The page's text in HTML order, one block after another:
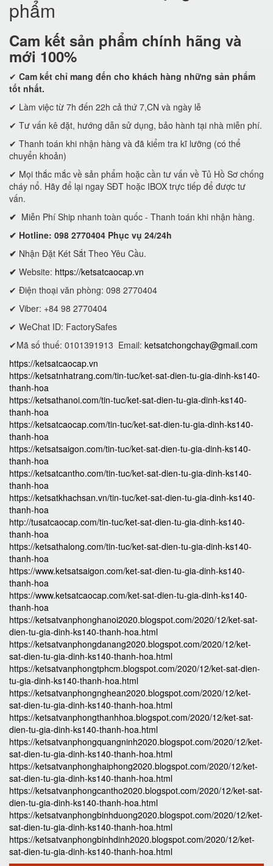
phẩm
Cam kết sản phẩm chính hãng và
mới 100%
✔ Cam kết chỉ mang đến cho khách hàng những sản phẩm
tốt nhất.
✔ Làm việc từ 7h đến 22h cả thứ 7,CN và ngày lễ
✔ Tư vấn kê đặt, hướng dẫn sử dụng, bảo hành tại nhà miễn phí.
✔ Thanh toán khi nhận hàng và đã kiểm tra kĩ lưỡng (có thể
chuyển khoản)
✔ Mọi thắc mắc về sản phẩm hoặc cần tư vấn về Tủ Hồ Sơ chống
cháy nổ. Hãy để lại ngay SĐT hoặc IBOX trực tiếp để được tư
vấn.
✔ Miễn Phí Ship nhanh toàn quốc - Thanh toán khi nhận hàng.
✔ Hotline: 098 2770404 Phục vụ 24/24h
✔ Nhận Đặt Két Sắt Theo Yêu Cầu.
✔ Website: https://ketsatcaocap.vn
✔ Điện thoại văn phòng: 098 2770404
✔ Viber: +84 98 2770404
✔ WeChat ID: FactorySafes
✔Mã số thuế: 0101391913 Email: ketsatchongchay@gmail.com
https://ketsatcaocap.vn
https://ketsatnhatrang.com/tin-tuc/ket-sat-dien-tu-gia-dinh-ks140-
thanh-hoa
https://ketsathanoi.com/tin-tuc/ket-sat-dien-tu-gia-dinh-ks140-
thanh-hoa
https://ketsatcaocap.com/tin-tuc/ket-sat-dien-tu-gia-dinh-ks140-
thanh-hoa
https://ketsatsaigon.com/tin-tuc/ket-sat-dien-tu-gia-dinh-ks140-
thanh-hoa
https://ketsatcantho.com/tin-tuc/ket-sat-dien-tu-gia-dinh-ks140-
thanh-hoa
https://ketsatkhachsan.vn/tin-tuc/ket-sat-dien-tu-gia-dinh-ks140-
thanh-hoa
http://tusatcaocap.com/tin-tuc/ket-sat-dien-tu-gia-dinh-ks140-
thanh-hoa
https://ketsathalong.com/tin-tuc/ket-sat-dien-tu-gia-dinh-ks140-
thanh-hoa
https://www.ketsatsaigon.com/ket-sat-dien-tu-gia-dinh-ks140-
thanh-hoa
https://www.ketsatcaocap.com/ket-sat-dien-tu-gia-dinh-ks140-
thanh-hoa
https://ketsatvanphonghanoi2020.blogspot.com/2020/12/ket-sat-
dien-tu-gia-dinh-ks140-thanh-hoa.html
https://ketsatvanphongdanang2020.blogspot.com/2020/12/ket-
sat-dien-tu-gia-dinh-ks140-thanh-hoa.html
https://ketsatvanphongtphcm.blogspot.com/2020/12/ket-sat-dien-
tu-gia-dinh-ks140-thanh-hoa.html
https://ketsatvanphongnghean2020.blogspot.com/2020/12/ket-
sat-dien-tu-gia-dinh-ks140-thanh-hoa.html
https://ketsatvanphongthanhhoa.blogspot.com/2020/12/ket-sat-
dien-tu-gia-dinh-ks140-thanh-hoa.html
https://ketsatvanphongquangninh2020.blogspot.com/2020/12/ket-
sat-dien-tu-gia-dinh-ks140-thanh-hoa.html
https://ketsatvanphonghaiphong2020.blogspot.com/2020/12/ket-
sat-dien-tu-gia-dinh-ks140-thanh-hoa.html
https://ketsatvanphongcantho2020.blogspot.com/2020/12/ket-sat-
dien-tu-gia-dinh-ks140-thanh-hoa.html
https://ketsatvanphongbinhduong2020.blogspot.com/2020/12/ket-
sat-dien-tu-gia-dinh-ks140-thanh-hoa.html
https://ketsatvanphongbinhdinh2020.blogspot.com/2020/12/ket-
sat-dien-tu-gia-dinh-ks140-thanh-hoa.html